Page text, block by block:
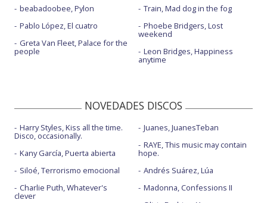
beabadoobee, Pylon
Pablo López, El cuatro
Greta Van Fleet, Palace for the
people
Train, Mad dog in the fog
Phoebe Bridgers, Lost
weekend
Leon Bridges, Happiness
anytime
NOVEDADES DISCOS
Harry Styles, Kiss all the time.
Disco, occasionally.
Kany García, Puerta abierta
Siloé, Terrorismo emocional
Charlie Puth, Whatever's
clever
Juanes, JuanesTeban
RAYE, This music may contain
hope.
Andrés Suárez, Lúa
Madonna, Confessions II